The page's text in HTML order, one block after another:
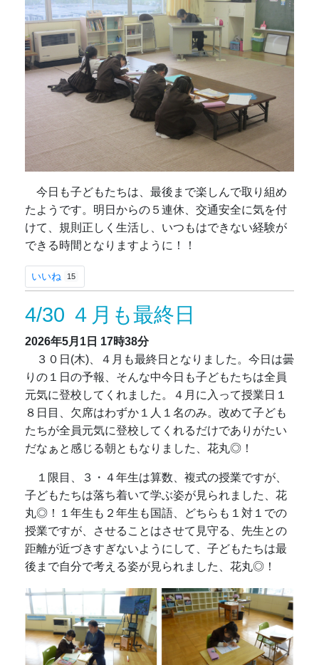
今日も子どもたちは、最後まで楽しんで取り組め
たようです。明日からの５連休、交通安全に気を付
けて、規則正しく生活し、いつもはできない経験が
できる時間となりますように！！
いいね 15
4/30 ４月も最終日
2026年5月1日 17時38分
３０日(木)、４月も最終日となりました。今日は曇
りの１日の予報、そんな中今日も子どもたちは全員
元気に登校してくれました。４月に入って授業日１
８日目、欠席はわずか１人１名のみ。改めて子ども
たちが全員元気に登校してくれるだけでありがたい
だなぁと感じる朝ともなりました、花丸◎！
１限目、３・４年生は算数、複式の授業ですが、
子どもたちは落ち着いて学ぶ姿が見られました、花
丸◎！１年生も２年生も国語、どちらも１対１での
授業ですが、させることはさせて見守る、先生との
距離が近づきすぎないようにして、子どもたちは最
後まで自分で考える姿が見られました、花丸◎！